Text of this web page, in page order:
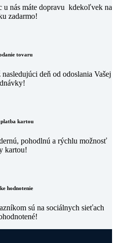
u nás máte dopravu kdekoľvek na
zadarmo!
tovaru
deň od odoslania Vašej
kartou
pohodlnú a rýchlu možnosť
kartou!
hodnotenie
sú na sociálnych sieťach